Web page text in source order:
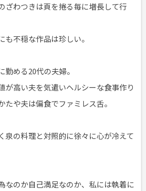
ざわつきは頁を捲る毎に増長して行
も不穏な作品は珍しい。
める20代の夫婦。
が高い夫を気遣いヘルシーな食事作り
たや夫は偏食でファミレス舌。
泉の料理と対照的に徐々に心が冷えて
なのか自己満足なのか、私には執着に